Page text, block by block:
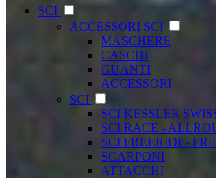
SCI
ACCESSORI SCI
MASCHERE
CASCHI
GUANTI
ACCESSORI
SCI
SCI KESSLER
SCI RACE -
SCI FREERIDE-
SCARPONI
ATTACCHI